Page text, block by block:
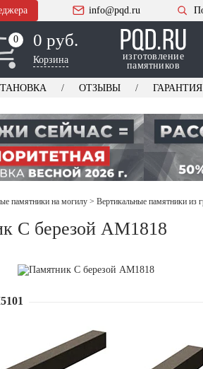
info@pqd.ru
0
0 0 руб.
Корзина
изготовление
памятников
ОТЗЫВЫ ГАРАНТИЯ
памятники на могилу > Вертикальные памятники из
С березой AM1818